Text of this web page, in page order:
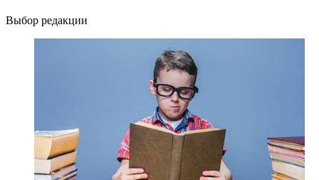
Выбор редакции